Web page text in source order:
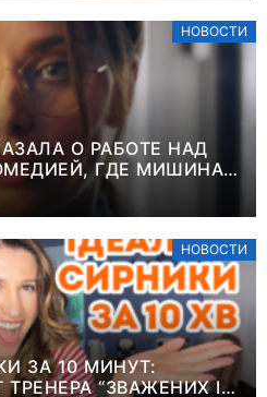
НОВОСТИ
О РАБОТЕ НАД
ГДЕ МИШИНА В
НОВОСТИ
ЗА 10 МИНУТ:
“ЗВАЖЕНИХ І